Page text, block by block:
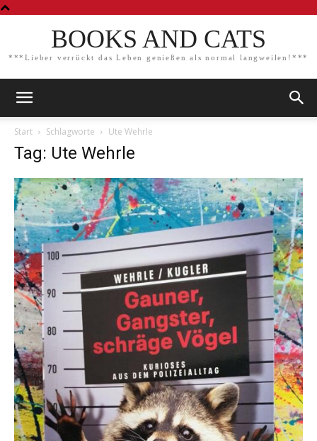
BOOKS AND CATS
***Lieber verrückt das Leben genießen als normal langweilen!***
Start Schlagworte Ute Wehrle
Tag: Ute Wehrle